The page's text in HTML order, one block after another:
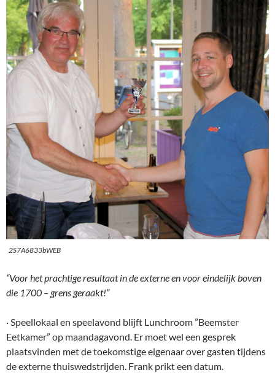
2S7A6833bWEB
“Voor het prachtige resultaat in de externe en voor eindelijk boven
die 1700 – grens geraakt!”
· Speellokaal en speelavond blijft Lunchroom ”Beemster
Eetkamer” op maandagavond. Er moet wel een gesprek
plaatsvinden met de toekomstige eigenaar over gasten tijdens
de externe thuiswedstrijden. Frank prikt een datum.